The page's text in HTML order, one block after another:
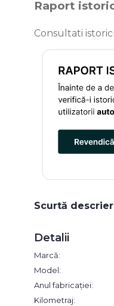
Raport
Consultati
Scurtă
Detalii
Marcă:
Model:
Anul fabricației:
Kilometraj: